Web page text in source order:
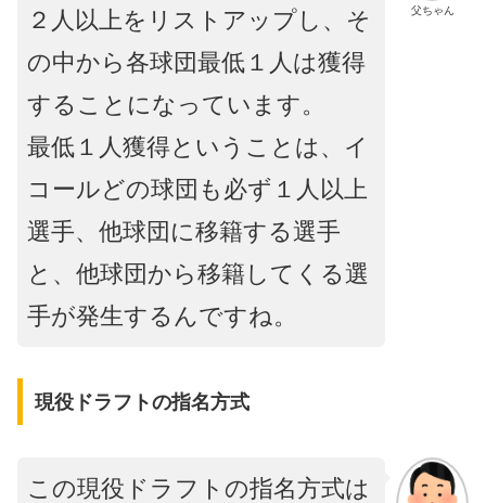
父ちゃん
２人以上をリストアップし、そ
の中から各球団最低１人は獲得
することになっています。
最低１人獲得ということは、イ
コールどの球団も必ず１人以上
選手、他球団に移籍する選手
と、他球団から移籍してくる選
手が発生するんですね。
現役ドラフトの指名方式
この現役ドラフトの指名方式は